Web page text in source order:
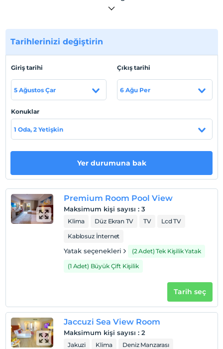
misafirperver personeli ile Stella Beach Resort & Spa, her
Otelimizde, farklı ihtiyaçlara göre dizayn edilmiş geniş ve
şık odalar bulunmaktadır. Her odada, misafirlerimizin
dekorasyon ve rahat yataklar ile günün yorgunluğundan
uzaklaşabileceğiniz bir ortam sunuyoruz.
Tesis lokasyon bilgileri
Mısır, Hurghada'da hizmet vermektedir.
Haritada Göster
Otel koşulları
Check/in
En erken saat 14:00 ve sonrası
Evcil hayvan kabul edilmemektedir.
Giriş saatleri
Çocuklar
1 yaşına kadar olan bebekler ücretsizdir.
Tarihlerinizi değiştirin
Giriş tarihi
5 Ağustos Çar
Çıkış tarihi
6 Ağu Per
Konuklar
1 Oda, 2 Yetişkin
Yer durumuna bak
Premium Room Pool View
Maksimum kişi sayısı : 3
Klima Düz Ekran TV TV
Lcd TV
Kablosuz İnternet
Yatak seçenekleri
(2 Adet) Tek Kişilik Yatak
(1 Adet) Büyük Çift Kişilik
Tarih seç
Jaccuzi Sea View Room
Maksimum kişi sayısı : 2
Jakuzi Klima
Deniz Manzarası